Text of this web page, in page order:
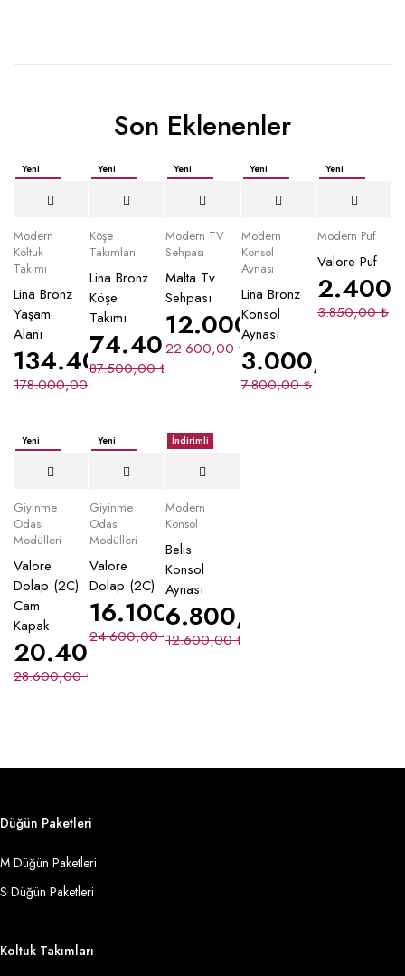
Son Eklenenler
Yeni
Modern
Koltuk
Takımı
Lina Bronz
Yaşam
Alanı
178.000,00
134.400,00₺
Yeni
Köşe
Takımları
Lina Bronz
Köşe
Takımı
87.500,00₺
74.400,00₺
Yeni
Modern TV
Sehpası
Malta Tv
Sehpası
22.600,00₺
12.000,00
Yeni
Modern
Konsol
Aynası
Lina Bronz
Konsol
Aynası
7.800,00₺
3.000,00
Yeni
Modern Puf
Valore Puf
3.850,00₺
Yeni
Giyinme
Odası
Modülleri
Valore
Dolap (2C)
Cam
Kapak
28.600,00₺
20.400,00₺
Yeni
Giyinme
Odası
Modülleri
Valore
Dolap (2C)
24.600,00₺
16.100,00₺
İndirimli
Modern
Konsol
Belis
Konsol
Aynası
12.600,00₺
6.800,00
Düğün Paketleri
M Düğün Paketleri
S Düğün Paketleri
Koltuk Takımları